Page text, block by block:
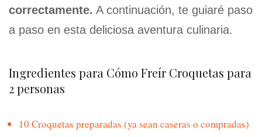
correctamente. A continuación, te guiaré paso
a paso en esta deliciosa aventura culinaria.
Ingredientes para Cómo Freír Croquetas para
2 personas
10 Croquetas preparadas (ya sean caseras o compradas)